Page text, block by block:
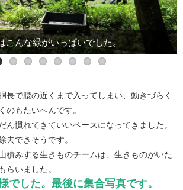
こんな緑がいっぱいでした。
ームワークも抜群です！
はこまめにとり水分補給
バケツリレー
タンのバケツは重いです！
目標達成！さすがです。
こちらも
保護した生き物たち
長で腰の近くまで入ってしまい、動きづらく
のもたいへんです。
ん慣れてきていいペースになってきました。
去できそうです。
積みする生きものチームは、生きものがいた
らいました。
でした。最後に集合写真です。